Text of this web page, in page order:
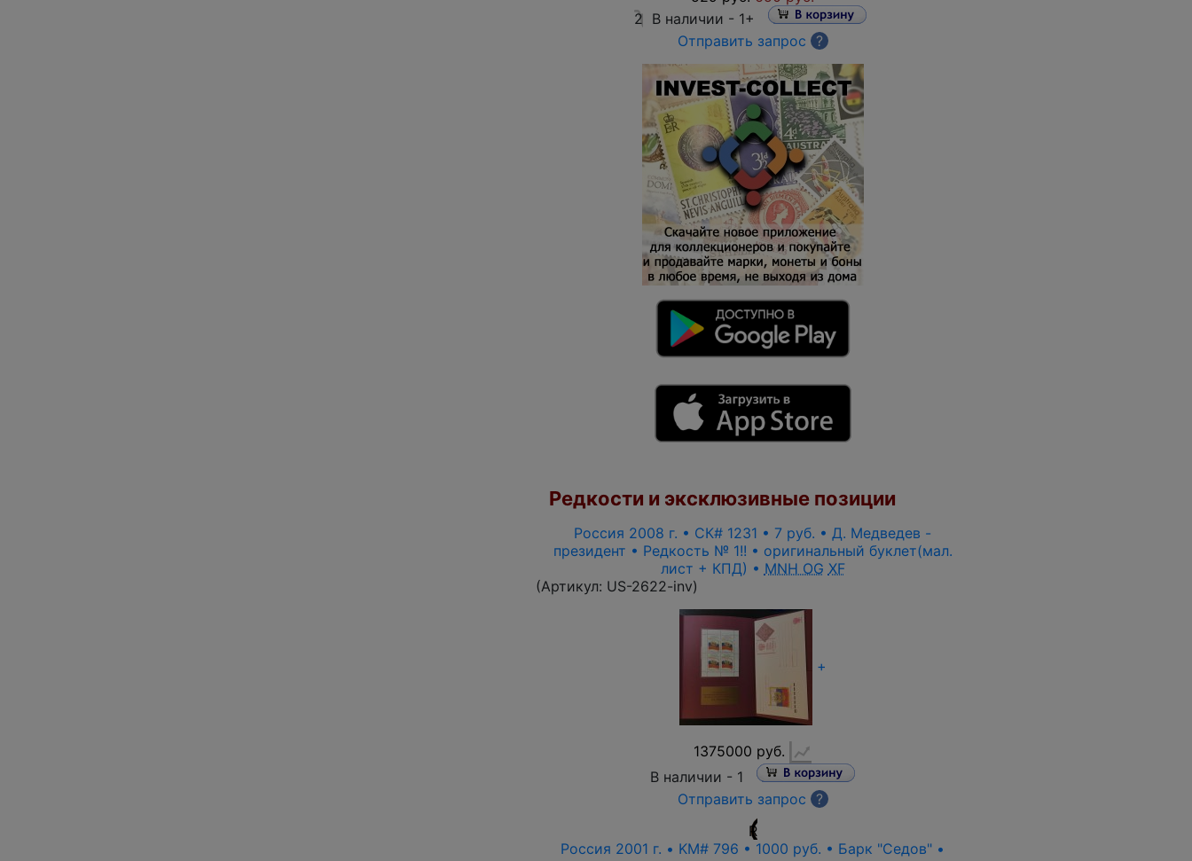
2 В наличии - 1+
Отправить запрос
?
Редкости и эксклюзивные позиции
Россия 2008 г. • СК# 1231 • 7 руб. • Д. Медведев -
президент • Редкость № 1!! • оригинальный буклет(мал.
лист + КПД) • MNH OG XF
(Артикул: US-2622-inv)
+
1375000 руб.
В наличии - 1
Отправить запрос
?
R
Россия 2001 г. • KM# 796 • 1000 руб. • Барк "Седов" •